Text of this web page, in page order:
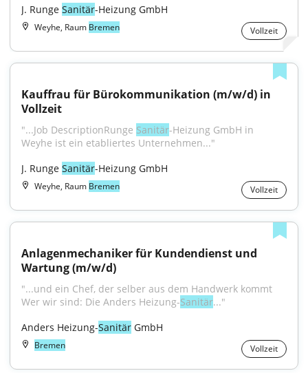
J. Runge Sanitär-Heizung GmbH
Weyhe, Raum Bremen Vollzeit
Kauffrau für Bürokommunikation (m/w/d) in
Vollzeit
"...Job DescriptionRunge Sanitär-Heizung GmbH in
Weyhe ist ein etabliertes Unternehmen..."
J. Runge Sanitär-Heizung GmbH
Weyhe, Raum Bremen Vollzeit
Anlagenmechaniker für Kundendienst und
Wartung (m/w/d)
"...und ein Chef, der selber aus dem Handwerk kommt
Wer wir sind: Die Anders Heizung-Sanitär..."
Anders Heizung-Sanitär GmbH
Bremen Vollzeit